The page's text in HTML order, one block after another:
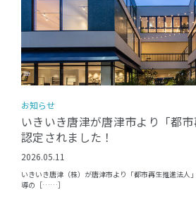
お知らせ
いきいき唐津が唐津市より「都
認定されました！
2026.05.11
いきいき唐津（株）が唐津市より「都市再生推進法人
導の［……］